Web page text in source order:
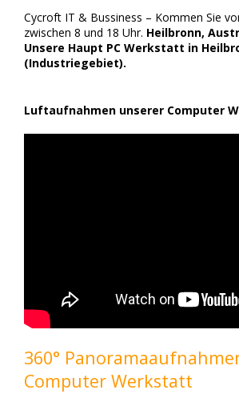
Cycroft IT & Bussiness – Kommen Sie
zwischen 8 und 18 Uhr. Heilbronn,
Unsere Haupt PC Werkstatt in
(Industriegebiet).
Luftaufnahmen unserer Computer
360°
Computer Werkstatt